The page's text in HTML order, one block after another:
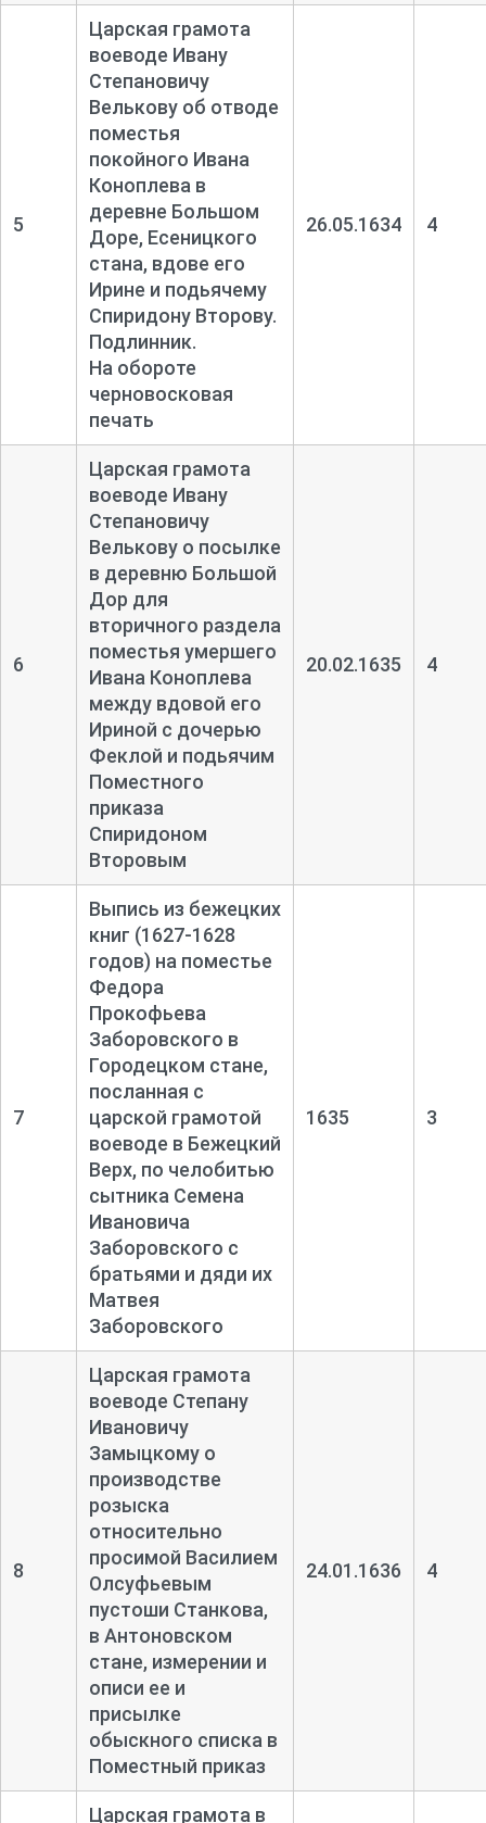
5
Царская грамота
воеводе Ивану
Степановичу
Велькову об отводе
поместья
покойного Ивана
Коноплева в
деревне Большом
Доре, Есеницкого
стана, вдове его
Ирине и подьячему
Спиридону Второву.
Подлинник.
На обороте
черновосковая
печать
26.05.1634 4
6
Царская грамота
воеводе Ивану
Степановичу
Велькову о посылке
в деревню Большой
Дор для
вторичного раздела
поместья умершего
Ивана Коноплева
между вдовой его
Ириной с дочерью
Феклой и подьячим
Поместного
приказа
Спиридоном
Второвым
20.02.1635 4
7
Выпись из бежецких
книг (1627-1628
годов) на поместье
Федора
Прокофьева
Заборовского в
Городецком стане,
посланная с
царской грамотой
воеводе в Бежецкий
Верх, по челобитью
сытника Семена
Ивановича
Заборовского с
братьями и дяди их
Матвея
Заборовского
1635 3
8
Царская грамота
воеводе Степану
Ивановичу
Замыцкому о
производстве
розыска
относительно
просимой Василием
Олсуфьевым
пустоши Станкова,
в Антоновском
стане, измерении и
описи ее и
присылке
обыскного списка в
Поместный приказ
24.01.1636 4
Царская грамота в